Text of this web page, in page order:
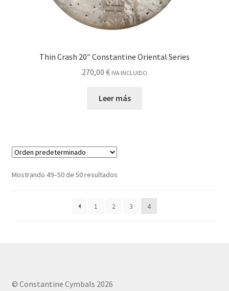
Thin Crash 20″ Constantine Oriental Series
270,00 € IVA INCLUIDO
Leer más
Mostrando 49–50 de 50 resultados
1 2 3 4
© Constantine Cymbals 2026